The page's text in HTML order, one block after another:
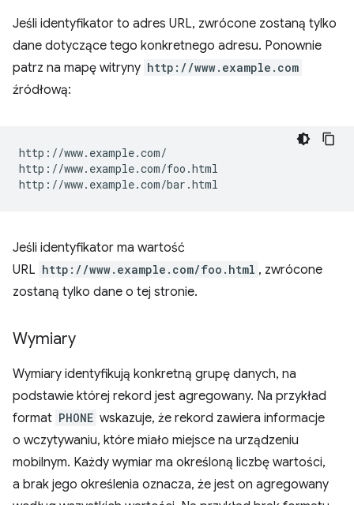
Jeśli identyfikator to adres URL, zwrócone zostaną tylko
dane dotyczące tego konkretnego adresu. Ponownie
patrz na mapę witryny http://www.example.com
źródłową:
http://www.example.com/
http://www.example.com/foo.html
Jeśli identyfikator ma wartość
URL http://www.example.com/foo.html , zwrócone
zostaną tylko dane o tej stronie.
Wymiary
Wymiary identyfikują konkretną grupę danych, na
podstawie której rekord jest agregowany. Na przykład
format PHONE wskazuje, że rekord zawiera informacje
o wczytywaniu, które miało miejsce na urządzeniu
mobilnym. Każdy wymiar ma określoną liczbę wartości,
a brak jego określenia oznacza, że jest on agregowany